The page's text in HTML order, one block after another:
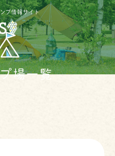
プ情報サイト
場一覧